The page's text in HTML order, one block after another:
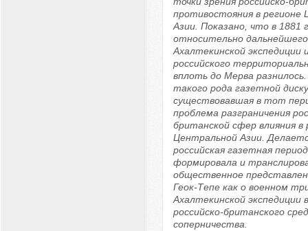
противостояния в регионе
Азии. Показано, что в 1881
относительно
Ахалтекинской экспедиции
российского
вплоть до Мерва
такого рода газетной
существовавшая в тот
проблема разграничения
британской сфер влияния в
Центральной Азии.
российская газетная
формировала и
общественное
Геок-Тепе как о военном
Ахалтекинской экспедиции
российско-британского
соперничества.